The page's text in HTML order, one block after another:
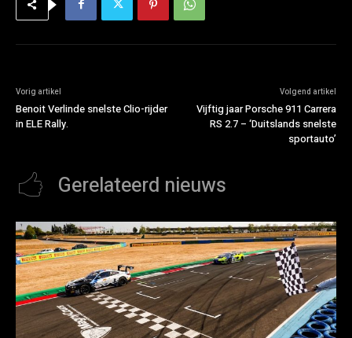
Vorig artikel
Benoit Verlinde snelste Clio-rijder
in ELE Rally.
Volgend artikel
Vijftig jaar Porsche 911 Carrera
RS 2.7 – ‘Duitslands snelste
sportauto’
Gerelateerd nieuws